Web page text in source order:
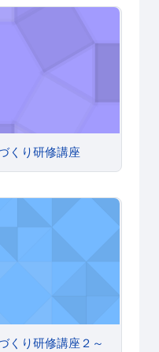
り研修講座
くり研修講座
くり研修講座２～「主体的
くり研修講座２～